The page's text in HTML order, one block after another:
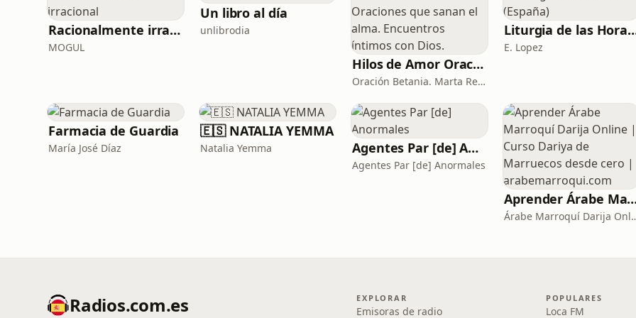
Racionalmente irracional
MOGUL
Un libro al día
unlibrodia
Hilos de Amor Oraciones que sanan el alma. Encuentros íntimos con Dios.
Oración Betania. Marta Reyes y Cristina Martínez
Liturgia de las
E. Lopez
Farmacia de Guardia
María José Díaz
🇪🇸 NATALIA YEMMA
Natalia Yemma Agentes Par [de] Anormales
Agentes Par [de] Anormales
Aprender Árabe Marroquí Darija Online | Curso Dariya de
Árabe Marroquí
Radios.com.es EXPLORAR
Emisoras de radio
POPULARES
Loca FM